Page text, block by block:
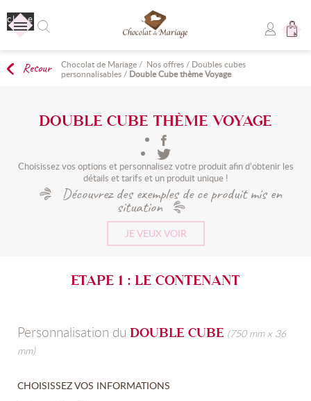
close
Aucun produit
COMMANDER
Retour Chocolat de Mariage/ Nos offres/ Doubles cubes
personnalisables/ Double Cube thème Voyage
DOUBLE CUBE THÈME VOYAGE
Choisissez vos options et personnalisez votre produit afin d’obtenir les
détails et tarifs et un produit unique !
Découvrez des exemples de ce produit mis en
situation
JE VEUX VOIR
ETAPE 1 : LE CONTENANT
Personnalisation du DOUBLE CUBE (750 mm x 36
mm)
CHOISISSEZ VOS INFORMATIONS